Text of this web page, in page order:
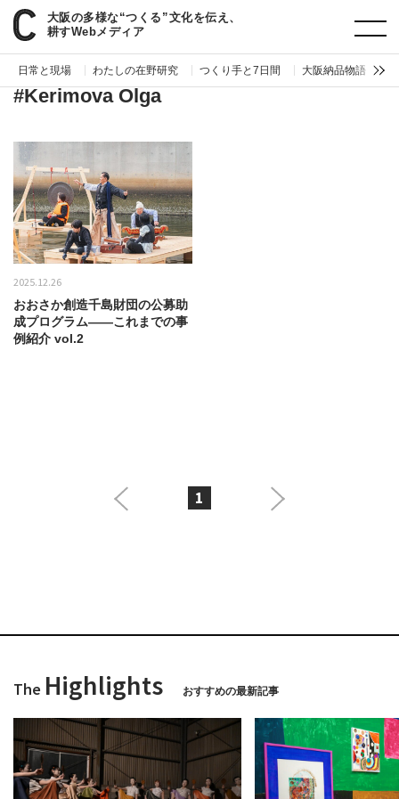
大阪の多様な“つくる”文化を伝え、
耕すWebメディア
日常と現場 わたしの在野研究 つくり手と7日間 大阪納品物語
paperC タグ Kerimova Olga
#Kerimova Olga
2025.12.26
おおさか創造千島財団の公募助
成プログラム——これまでの事
例紹介 vol.2
1
The Highlights おすすめの最新記事